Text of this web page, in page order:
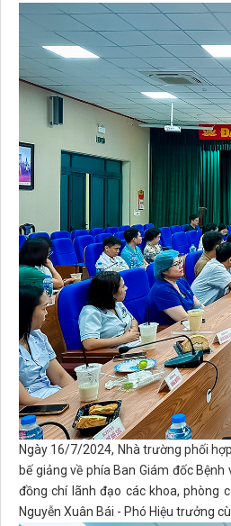
Ngày 16/7/2024, Nhà trường phối
bế giảng về phía Ban Giám đốc
đồng chí lãnh đạo các khoa, phòng
Nguyễn Xuân Bái - Phó Hiệu trưởng